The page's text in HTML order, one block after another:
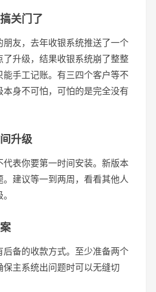
关门了
友，去年收银系统推送了一个
了升级，结果收银系统崩了整整
手工记账。有三四个客户等不
身不可怕，可怕的是完全没有
升级
代表你要第一时间安装。新版本
建议等一到两周，看看其他人
备的收款方式。至少准备两个
主系统出问题时可以无缝切